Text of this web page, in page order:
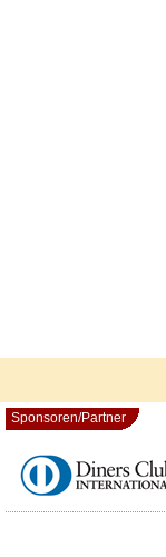
Sponsoren/Partner